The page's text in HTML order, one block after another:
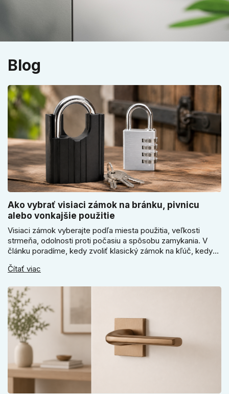
Blog
Ako vybrať visiaci zámok na bránku, pivnicu
alebo vonkajšie použitie
Visiaci zámok vyberajte podľa miesta použitia, veľkosti
strmeňa, odolnosti proti počasiu a spôsobu zamykania. V
článku poradíme, kedy zvoliť klasický zámok na kľúč, kedy
sa pri bránke, pivnici alebo záhradnom domčeku neoplatí
Čítať viac